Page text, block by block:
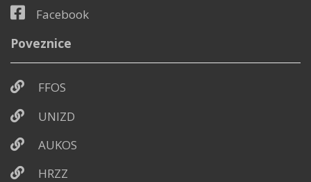
Facebook
Poveznice
FFOS
UNIZD
AUKOS
HRZZ